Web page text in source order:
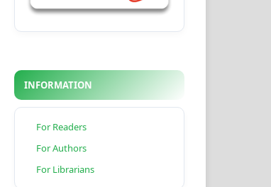
INFORMATION
For Readers
For Authors
For Librarians